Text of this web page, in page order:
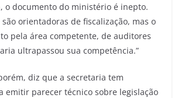
o documento do ministério é inepto.
são orientadoras de fiscalização, mas o
pela área competente, de auditores
ultrapassou sua competência.”
diz que a secretaria tem
emitir parecer técnico sobre legislação